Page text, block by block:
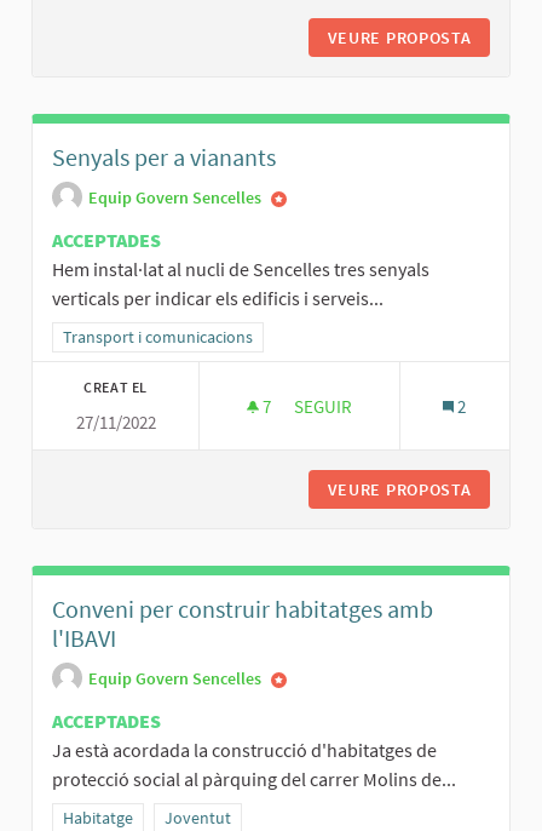
VEURE PROPOSTA
Senyals per a vianants
Equip Govern Sencelles
ACCEPTADES
Hem instal·lat al nucli de Sencelles tres senyals
verticals per indicar els edificis i serveis...
Resultats al filtrar per la categoria: Transport i comunicacions
Transport i comunicacions
CREAT EL
27/11/2022
7 7 SEGUIDORES
SEGUIR 2
VEURE PROPOSTA
Conveni per construir habitatges amb
l'IBAVI
Equip Govern Sencelles
ACCEPTADES
Ja està acordada la construcció d'habitatges de
protecció social al pàrquing del carrer Molins de...
Resultats al filtrar per la categoria: Habitatge
Habitatge Resultats al filtrar per l'àmbit: Joventut
Joventut